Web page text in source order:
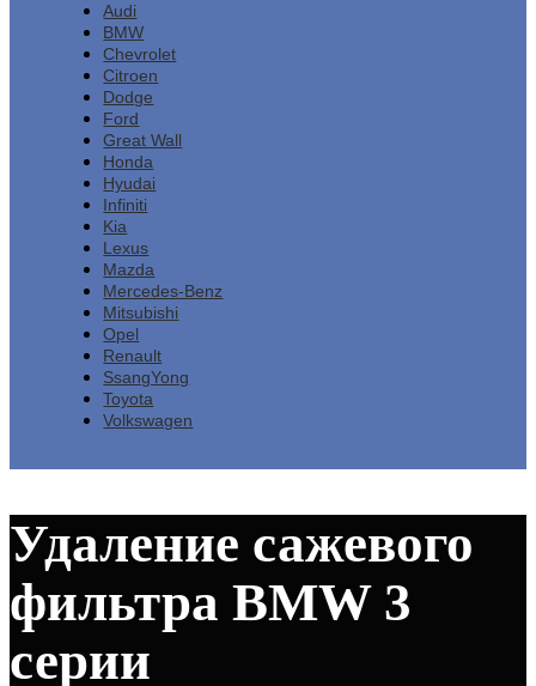
Audi
BMW
Chevrolet
Citroen
Dodge
Ford
Great Wall
Honda
Hyudai
Infiniti
Kia
Lexus
Mazda
Mercedes-Benz
Mitsubishi
Opel
Renault
SsangYong
Toyota
Volkswagen
Удаление сажевого
фильтра BMW 3
серии